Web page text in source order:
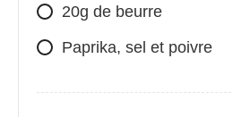
20g de beurre
Paprika, sel et poivre